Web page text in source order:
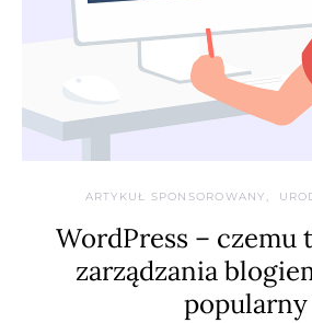
ARTYKUŁ SPONSOROWANY
WordPress – czemu
zarządzania
popularny